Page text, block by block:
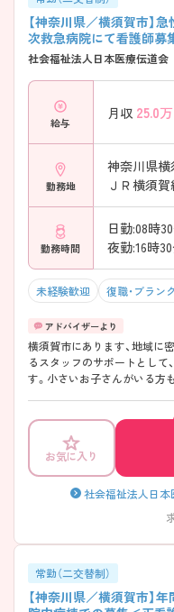
【神奈川県／横須賀市】
次救急病院にて看護師募
社会福祉法人日本医療伝道
給与
月収 25.0
勤務地
神奈川県横
ＪＲ横須賀
勤務時間
日勤:08時
夜勤:16時30
未経験歓迎 復職・ブラン
横須賀市にあります、地域に
るスタッフのサポートとして
す。小さいお子さんがいる方
は、面接対策ポイントなど、
相談ください。
お気に入り
社会福祉法人日
常勤（二交替制）
【神奈川県／横須賀市】